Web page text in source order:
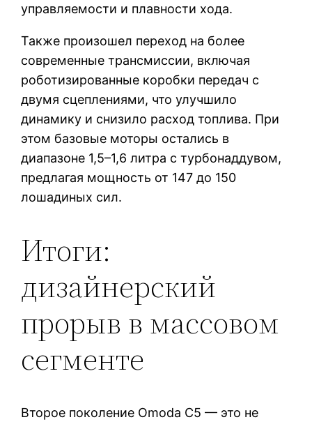
управляемости и плавности хода.
Также произошел переход на более
современные трансмиссии, включая
роботизированные коробки передач с
двумя сцеплениями, что улучшило
динамику и снизило расход топлива. При
этом базовые моторы остались в
диапазоне 1,5–1,6 литра с турбонаддувом,
предлагая мощность от 147 до 150
лошадиных сил.
Итоги:
дизайнерский
прорыв в массовом
сегменте
Второе поколение Omoda C5 — это не